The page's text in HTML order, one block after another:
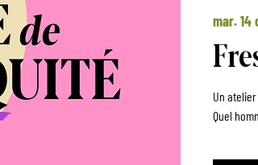
mar. 14
Un